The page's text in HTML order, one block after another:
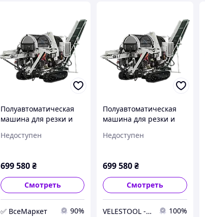
Полуавтоматическая
машина для резки и
SSA500DH-PROT/RS
Недоступен
699 580₴
Смотреть
✅ ВсеМаркет 90%
Полуавтоматическая
машина для резки и
SSA500DH-PROT/RS
Недоступен
699 580₴
Смотреть
VELESTOOL - интернет-магазин инструментов и оборудования 100%